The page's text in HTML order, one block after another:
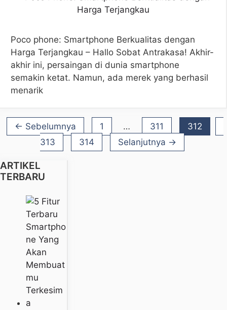
Poco phone: Smartphone Berkualitas dengan
Harga Terjangkau – Hallo Sobat Antrakasa! Akhir-
akhir ini, persaingan di dunia smartphone
semakin ketat. Namun, ada merek yang berhasil
menarik
← Sebelumnya Halaman
1 … Halaman
311 Halaman
312
313
Halaman
314 Selanjutnya →
ARTIKEL
TERBARU